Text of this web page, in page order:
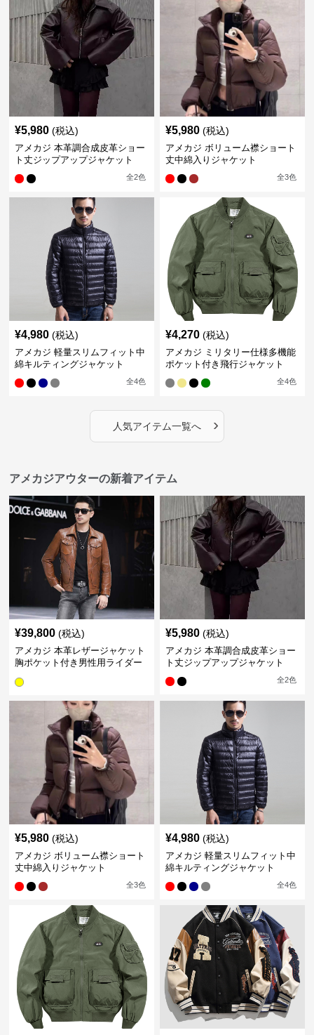
¥5,980 (税込)
アメカジ 本革調合成皮革ショー
ト丈ジップアップジャケット
全2色
¥5,980 (税込)
アメカジ ボリューム襟ショート
丈中綿入りジャケット
全3色
¥4,980 (税込)
アメカジ 軽量スリムフィット中
綿キルティングジャケット
全4色
¥4,270 (税込)
アメカジ ミリタリー仕様多機能
ポケット付き飛行ジャケット
全4色
人気アイテム一覧へ ›
アメカジアウターの新着アイテム
¥39,800 (税込)
アメカジ 本革レザージャケット
胸ポケット付き男性用ライダー
¥5,980 (税込)
アメカジ 本革調合成皮革ショー
ト丈ジップアップジャケット
全2色
¥5,980 (税込)
アメカジ ボリューム襟ショート
丈中綿入りジャケット
全3色
¥4,980 (税込)
アメカジ 軽量スリムフィット中
綿キルティングジャケット
全4色